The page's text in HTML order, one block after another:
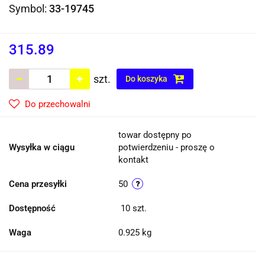
Symbol: 33-19745
315.89
szt. Do koszyka
Do przechowalni
Wysyłka w ciągu
towar dostępny po
potwierdzeniu - proszę o
kontakt
Cena przesyłki 50
Dostępność 10 szt.
Waga 0.925 kg